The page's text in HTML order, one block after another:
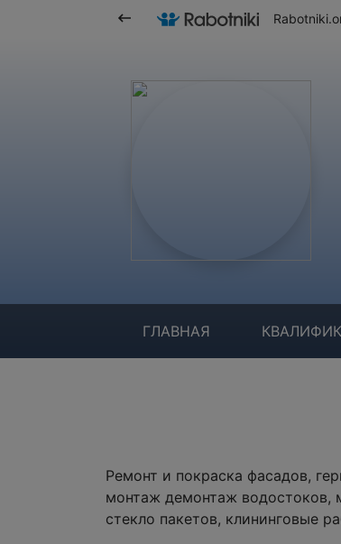
ГЛАВНАЯ
Ремонт и покраска фасадов,
монтаж демонтаж водостоков,
стекло пакетов, клининговые